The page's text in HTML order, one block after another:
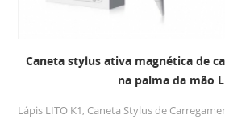
Caneta stylus ativa magnética de
na palma da mão